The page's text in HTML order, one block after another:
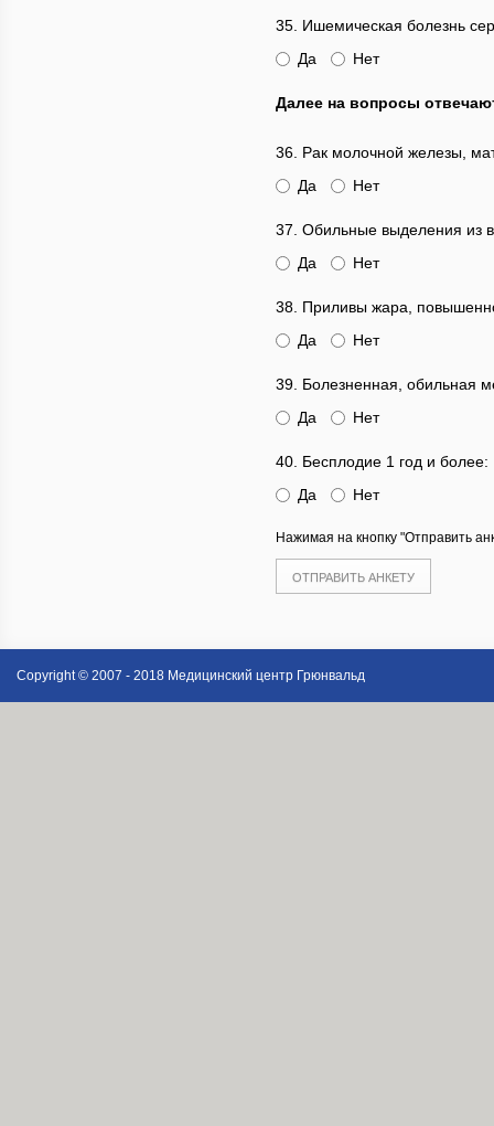
35. Ишемическая болезнь
Да
Нет
Далее на вопросы
36. Рак молочной железы,
Да
Нет
37. Обильные выделения из
Да
Нет
38. Приливы жара,
Да
Нет
39. Болезненная, обильная
Да
Нет
40. Бесплодие 1 год и более:
Да
Нет
Нажимая на кнопку "Отправить
Copyright © 2007 - 2018 Медицинский центр Грюнвальд